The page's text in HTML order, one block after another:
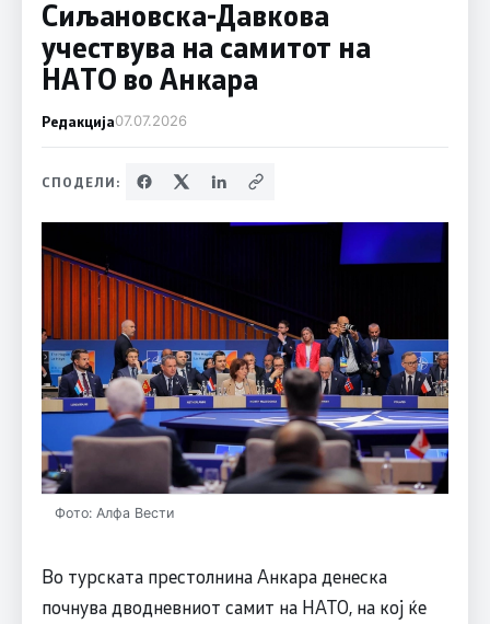
Сиљановска-Давкова
учествува на самитот на
НАТО во Анкара
Редакција07.07.2026
СПОДЕЛИ:
Фото: Алфа Вести
Во турската престолнина Анкара денеска
почнува дводневниот самит на НАТО, на кој ќе